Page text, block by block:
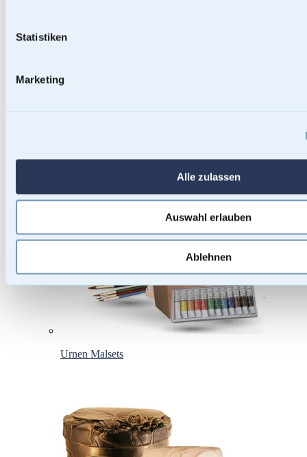
Statistiken
Marketing
Alle zulassen
Auswahl erlauben
Ablehnen
Urnen Malsets